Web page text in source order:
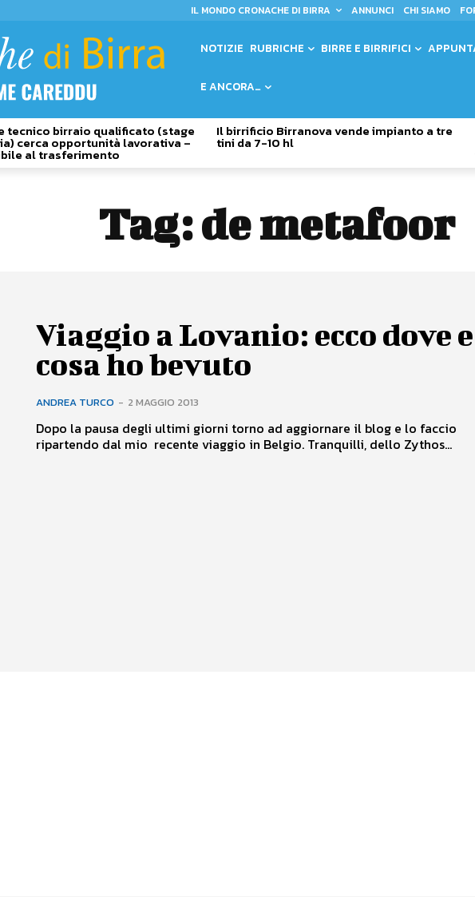
IL MONDO CRONACHE DI BIRRA ANNUNCI CHI SIAMO
NOTIZIE RUBRICHE BIRRE E BIRRIFICI
E ANCORA…
tecnico birraio qualificato (stage
cerca opportunità lavorativa –
al trasferimento
Il birrificio Birranova vende impianto a tre
tini da 7-10 hl
Tag:de metafoor
Viaggio a Lovanio: ecco dove e
cosa ho bevuto
ANDREA TURCO - 2 MAGGIO 2013
Dopo la pausa degli ultimi giorni torno ad aggiornare il blog e lo faccio
ripartendo dal mio recente viaggio in Belgio. Tranquilli, dello Zythos...